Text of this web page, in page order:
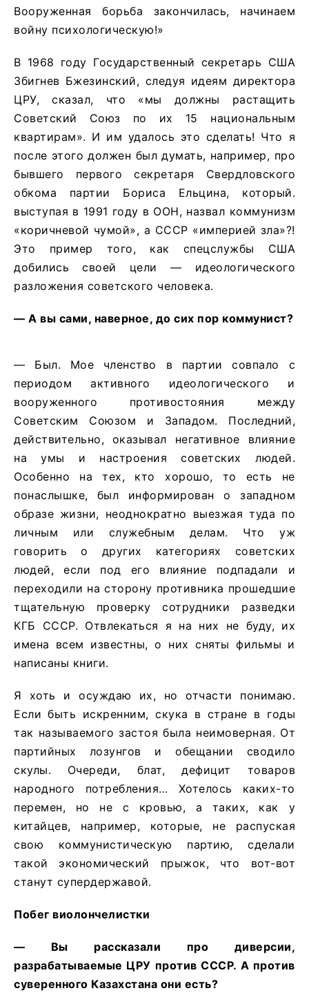
Вооруженная борьба закончилась, начинаем
войну психологическую!»
В 1968 году Государственный секретарь США
Збигнев Бжезинский, следуя идеям директора
ЦРУ, сказал, что «мы должны растащить
Советский Союз по их 15 национальным
квартирам». И им удалось это сделать! Что я
после этого должен был думать, например, про
бывшего первого секретаря Свердловского
обкома партии Бориса Ельцина, который.
выступая в 1991 году в ООН, назвал коммунизм
«коричневой чумой», а СССР «империей зла»?!
Это пример того, как спецслужбы США
добились своей цели — идеологического
разложения советского человека.
— А вы сами, наверное, до сих пор коммунист?
— Был. Мое членство в партии совпало с
периодом активного идеологического и
вооруженного противостояния между
Советским Союзом и Западом. Последний,
действительно, оказывал негативное влияние
на умы и настроения советских людей.
Особенно на тех, кто хорошо, то есть не
понаслышке, был информирован о западном
образе жизни, неоднократно выезжая туда по
личным или служебным делам. Что уж
говорить о других категориях советских
людей, если под его влияние подпадали и
переходили на сторону противника прошедшие
тщательную проверку сотрудники разведки
КГБ СССР. Отвлекаться я на них не буду, их
имена всем известны, о них сняты фильмы и
написаны книги.
Я хоть и осуждаю их, но отчасти понимаю.
Если быть искренним, скука в стране в годы
так называемого застоя была неимоверная. От
партийных лозунгов и обещании сводило
скулы. Очереди, блат, дефицит товаров
народного потребления… Хотелось каких-то
перемен, но не с кровью, а таких, как у
китайцев, например, которые, не распуская
свою коммунистическую партию, сделали
такой экономический прыжок, что вот-вот
станут супердержавой.
Побег виолончелистки
— Вы рассказали про диверсии,
разрабатываемые ЦРУ против СССР. А против
суверенного Казахстана они есть?